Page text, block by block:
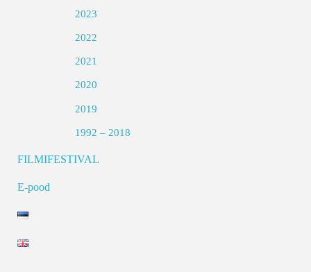
2023
2022
2021
2020
2019
1992 – 2018
FILMIFESTIVAL
E-pood